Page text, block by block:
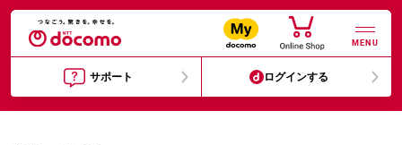
MENU
サポート ログインする